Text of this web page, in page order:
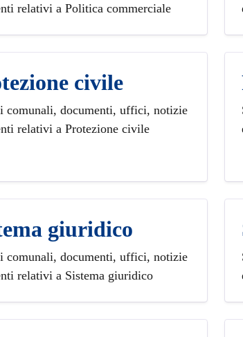
relativi a Politica commerciale
civile
comunali, documenti, uffici, notizie
relativi a Protezione civile
giuridico
comunali, documenti, uffici, notizie
relativi a Sistema giuridico